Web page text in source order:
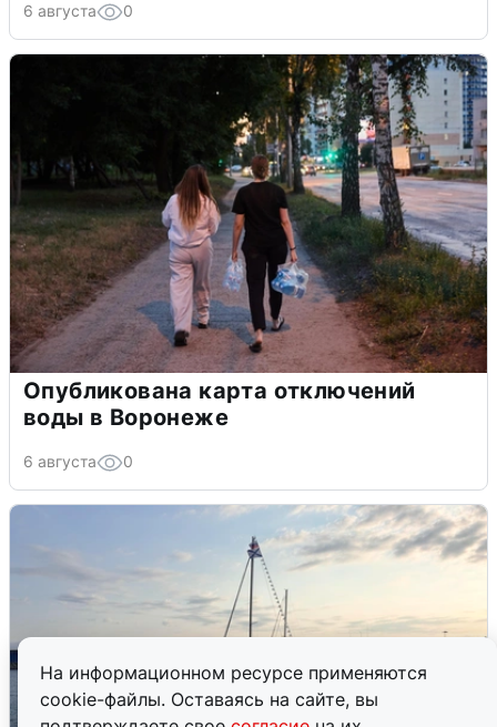
На информационном ресурсе применяются
cookie-файлы. Оставаясь на сайте, вы
6 августа 0
Опубликована карта отключений
воды в Воронеже
6 августа 0